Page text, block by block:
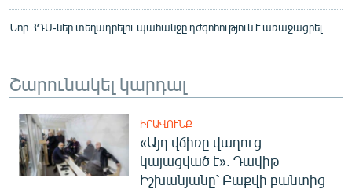
Նոր ՀԴՄ-ներ տեղադրելու պահանջը դժգոհություն է առաջացրել
Շարունակել կարդալ
ԻՐԱՎՈՒՆՔ
«Այդ վճիռը վաղուց
կայացված է». Դավիթ
Իշխանյանը՝ Բաքվի բանտից